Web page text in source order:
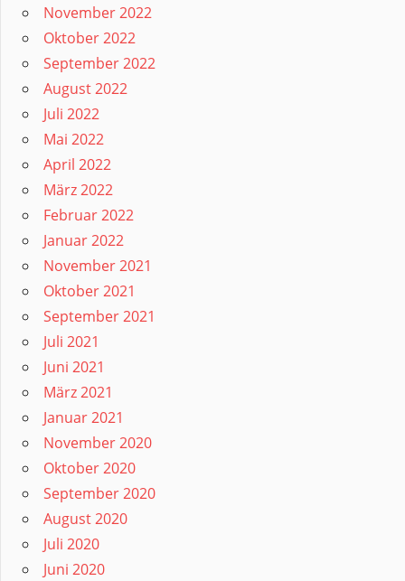
November 2022
Oktober 2022
September 2022
August 2022
Juli 2022
Mai 2022
April 2022
März 2022
Februar 2022
Januar 2022
November 2021
Oktober 2021
September 2021
Juli 2021
Juni 2021
März 2021
Januar 2021
November 2020
Oktober 2020
September 2020
August 2020
Juli 2020
Juni 2020